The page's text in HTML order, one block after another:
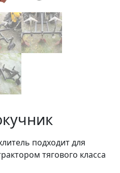
подходит для
тягового класса